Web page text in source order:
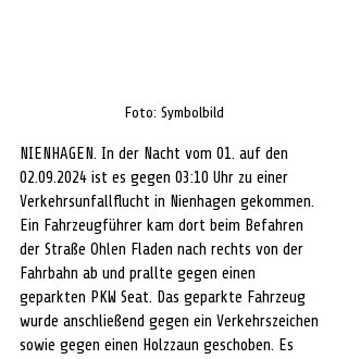
Foto: Symbolbild
NIENHAGEN. In der Nacht vom 01. auf den
02.09.2024 ist es gegen 03:10 Uhr zu einer
Verkehrsunfallflucht in Nienhagen gekommen.
Ein Fahrzeugführer kam dort beim Befahren
der Straße Ohlen Fladen nach rechts von der
Fahrbahn ab und prallte gegen einen
geparkten PKW Seat. Das geparkte Fahrzeug
wurde anschließend gegen ein Verkehrszeichen
sowie gegen einen Holzzaun geschoben. Es